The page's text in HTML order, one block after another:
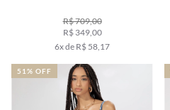
R$ 709,00
R$ 349,00
6x de R$ 58,17
51% OFF